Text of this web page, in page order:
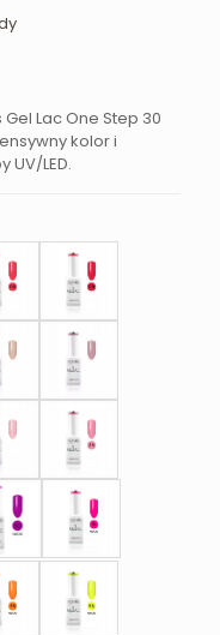
Lac One Step 30
kolor i
LED.